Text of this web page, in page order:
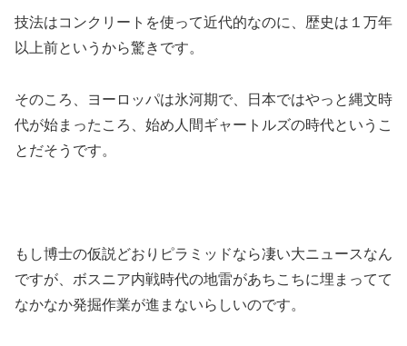
技法はコンクリートを使って近代的なのに、歴史は１万年
以上前というから驚きです。
そのころ、ヨーロッパは氷河期で、日本ではやっと縄文時
代が始まったころ、始め人間ギャートルズの時代というこ
とだそうです。
もし博士の仮説どおりピラミッドなら凄い大ニュースなん
ですが、ボスニア内戦時代の地雷があちこちに埋まってて
なかなか発掘作業が進まないらしいのです。